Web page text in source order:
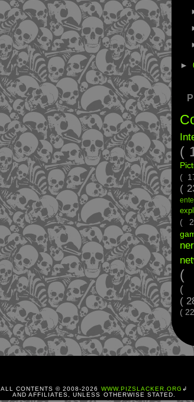
►
(
(
(
(
(
(
(
(
ALL CONTENTS © 2008-2026 WWW.PIZSLACKER.ORG ↲
AND AFFILIATES, UNLESS OTHERWISE STATED.